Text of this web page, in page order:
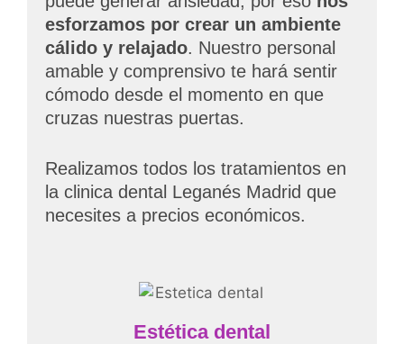
esforzamos por crear un ambiente
cálido y relajado. Nuestro personal
amable y comprensivo te hará sentir
cómodo desde el momento en que
cruzas nuestras puertas.
Realizamos todos los tratamientos en
la clinica dental Leganés Madrid que
necesites a precios económicos.
Estética dental